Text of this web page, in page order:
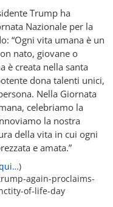
Trump ha
Nazionale per la
“Ogni vita umana è un
nato, giovane o
è creata nella santa
dona talenti unici,
Nella Giornata
celebriamo la
la nostra
della vita in cui ogni
e amata.”
)
again-proclaims-
of-life-day